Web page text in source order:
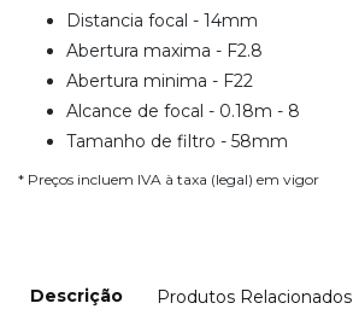
Distancia focal - 14mm
Abertura maxima - F2.8
Abertura minima - F22
Alcance de focal - 0.18m - 8
Tamanho de filtro - 58mm
* Preços incluem IVA à taxa (legal) em vigor
Descrição Produtos Relacionados